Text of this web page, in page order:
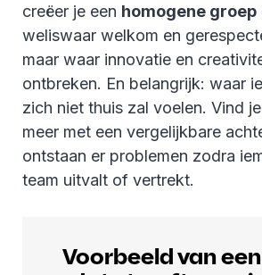
creëer je een homogene groep
weliswaar welkom en
maar waar innovatie en
ontbreken. En belangrijk: waar
zich niet thuis zal voelen. Vind
meer met een vergelijkbare
ontstaan er problemen zodra
team uitvalt of vertrekt.
Voorbeeld van